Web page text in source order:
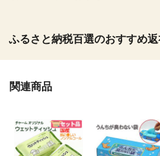
ふるさと納税百選のおすすめ
関連商品